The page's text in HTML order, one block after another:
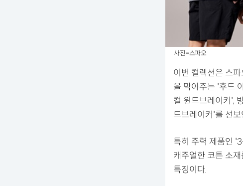
사진=스파오
이번 컬렉션은 스
을 막아주는 '후드
컬 윈드브레이커',
드브레이커'를 선보
특히 주력 제품인
캐주얼한 코튼 소
특징이다.